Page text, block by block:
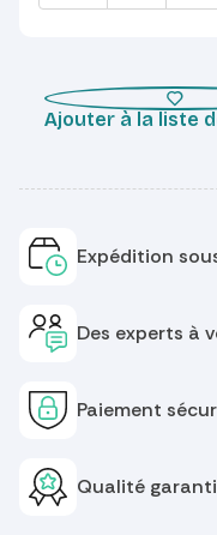
Ajouter à la liste
Expédition
Des experts à
Paiement
Qualité